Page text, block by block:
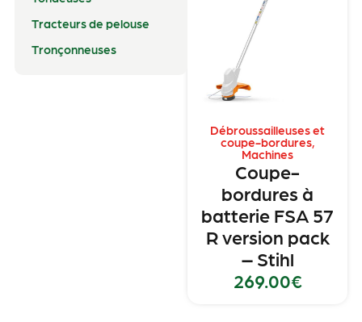
Tracteurs de pelouse
Tronçonneuses
Débroussailleuses et
coupe-bordures,
Machines
Coupe-
bordures à
batterie FSA 57
R version pack
– Stihl
269.00€